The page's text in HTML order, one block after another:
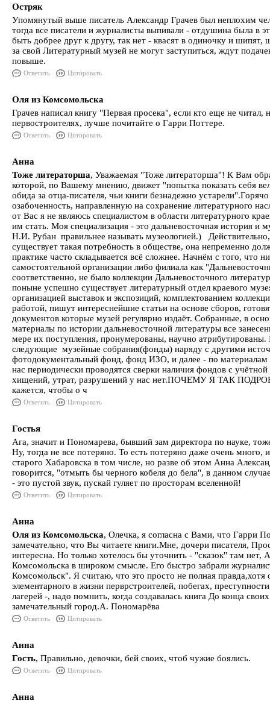
Остряк
Упомянутый выше писатель Александр Грачев был неплохим
тогда все писатели и журналисты выпивали - отдушина была
быть добрее друг к другу, так нет - квасят в одиночку и шипят,
за свой Литературный музей не могут заступиться, ждут
повыше.
Ответить Цитировать
Оля из Комсомольска
Грачев написал книгу "Первая просека", если кто еще не читал,
первостроителях, лучше почитайте о Гарри Поттере.
Ответить Цитировать
Анна
Тоже литераторша, Уважаемая "Тоже литераторша"! К Вам
которой, по Вашему мнению, движет "попытка показать себя
обида за отца-писателя, чьи книги безнадежно
озабоченность, направленную на сохранение литературного
от Вас я не являюсь специалистом в области литературного
им стать. Моя специализация - это дальневосточная история и
Н.И. Рубан правильнее называть музеологией.)
существует такая потребность в обществе, она непременно
практике часто складывается всё сложнее. Начнём с того, что
самостоятельной организации либо филиала как
соответственно, не было коллекции Дальневосточного
поныне успешно существует литературный отдел краевого
организацией выставок и экспозиций, комплектованием
работой, пишут интереснейшие статьи на основе сборов,
документов которые музей регулярно издаёт. Собранные, в
материалы по истории дальневосточной литературы все
мере их поступления, пронумерованы, научно атрибутированы.
следующие музейные собрания(фонды) наряду с другими
фотодокументальный фонд, фонд ИЗО, и далее - по
нас периодически проводятся сверки наличия фондов с
хищений, утрат, разрушений у нас нет.ПОЧЕМУ Я ТАК
кажется, чтобы о ч
Ответить Цитировать
Гостья
Ага, значит и Пономарева, бывший зам директора по науке,
Ну, тогда не все потеряно. То есть потеряно даже очень много,
старого Хабаровска в том числе, но разве об этом Анна
говорится, "отмыть бы черного кобеля до бела", в данном
- это пустой звук, пускай гуляет по просторам вселенной!
Ответить Цитировать
Анна
Оля из Комсомольска, Олечка, я согласна с Вами, что Гарри
замечательно, что Вы читаете книги.Мне, дочери писателя,
интересна. Но только хотелось бы уточнить - "сказок" там
Комсомольска в широком смысле. Его быстро забрали
Комсомольск". Я считаю, что это просто не полная правда,хотя
элементарного в жизни перврстроителей, побегах,
лагерей -, надо помнить, когда создавалась книга До конца
замечательный город.А. Пономарёва
Ответить Цитировать
Анна
Гость, Правильно, девочки, бей своих, чтоб чужие боялись.
Ответить Цитировать
Анна